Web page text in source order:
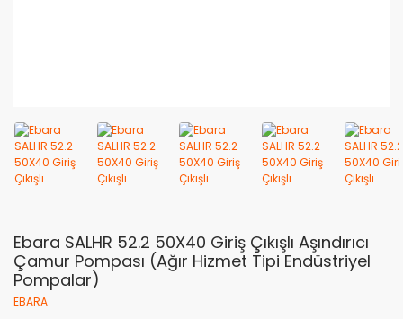
Ebara SALHR 52.2 50X40 Giriş Çıkışlı Aşındırıcı
Çamur Pompası (Ağır Hizmet Tipi Endüstriyel
Pompalar)
EBARA